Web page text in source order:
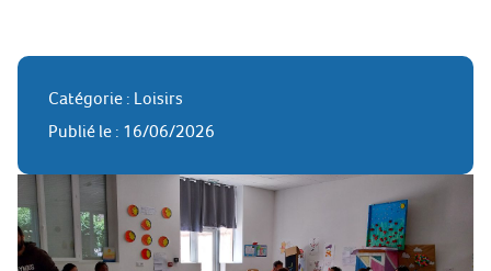
Catégorie : Loisirs
Publié le : 16/06/2026